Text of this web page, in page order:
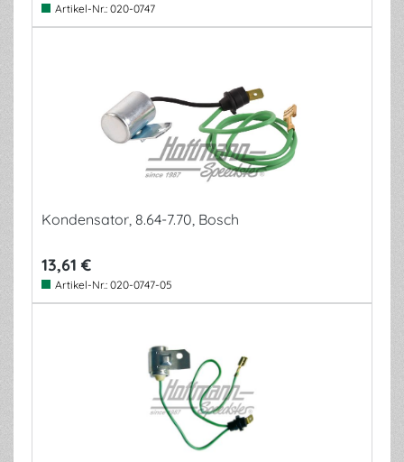
Artikel-Nr.: 020-0747
Kondensator, 8.64-7.70, Bosch
13,61 €
Artikel-Nr.: 020-0747-05